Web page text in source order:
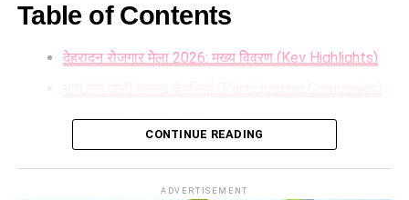
34 हजार भर्तियां, रोजगार बड़ी उपलब्धि
अधिक युवाओं को सरकारी नौकरी प्रदान कर चुकी है। प्रदेश में वर्ष 2024
से सख्त नकल विरोधी कानून लागू होने के बाद भर्ती प्रक्रिया ना सिर्फ
Table of Contents
देहरादून रोजगार मेला 2026: मुख्य विवरण (Key Highlights)
Dehradun Rojgar Mela 2026 : आवेदन और पंजीकरण
प्रक्रिया (How to Register)
CONTINUE READING
ADVERTISEMENT